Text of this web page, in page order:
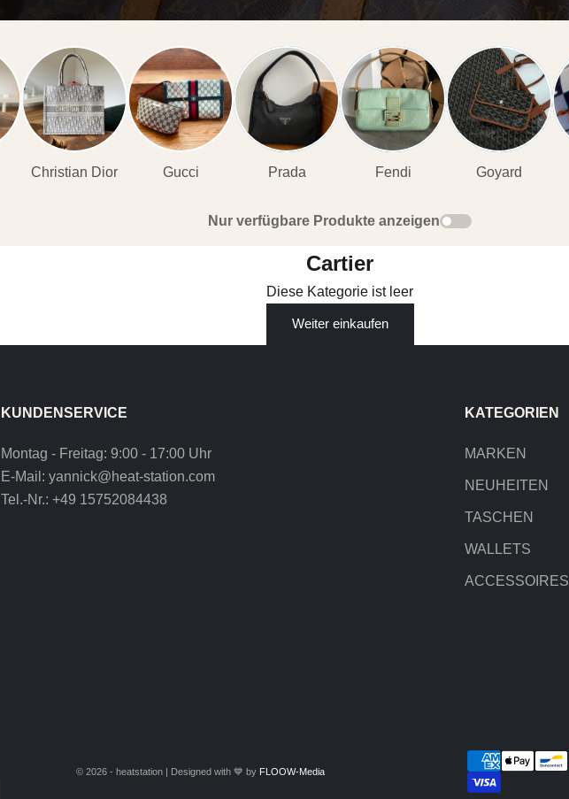
Christian Dior Gucci Prada Fendi Goyard
Nur verfügbare Produkte anzeigen
Cartier
Diese Kategorie ist leer
Weiter einkaufen
KUNDENSERVICE
Montag - Freitag: 9:00 - 17:00 Uhr
E-Mail: yannick@heat-station.com
Tel.-Nr.: +49 15752084438
KATEGORIEN
MARKEN
NEUHEITEN
TASCHEN
WALLETS
ACCESSOIRES
© 2026 - heatstation | Designed with 💙 by FLOOW-Media